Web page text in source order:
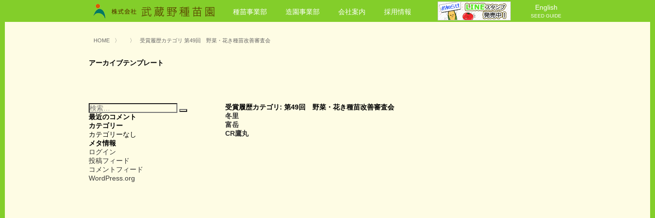
種苗事業部 造園事業部 会社案内 採用情報
English
SEED GUIDE
HOME 〉 〉 受賞履歴カテゴリ 第49回 野菜・花き種苗改善審査会
アーカイブテンプレート
受賞履歴カテゴリ: 第49回 野菜・花き種苗改善審査会
冬里
富岳
CR鷹丸
検
索:
検
最近のコメント
カテゴリー
カテゴリーなし
メタ情報
ログイン
投稿フィード
コメントフィード
WordPress.org